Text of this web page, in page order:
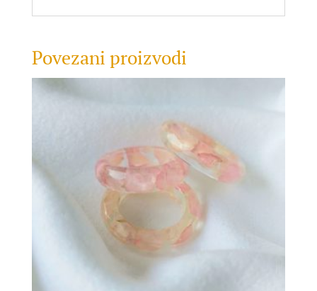
Povezani proizvodi